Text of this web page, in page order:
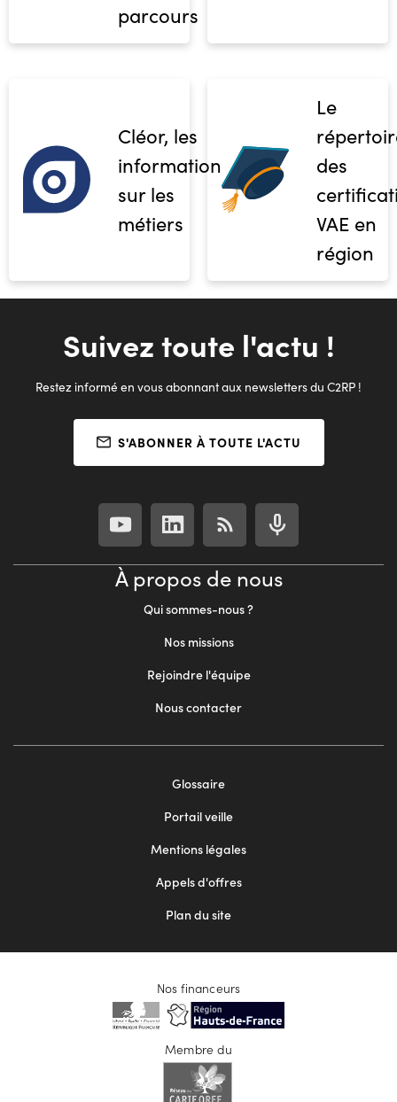
parcours
Cléor, les
informations
sur les
métiers
Le
des
VAE en
région
Suivez toute l'actu !
Restez informé en vous abonnant aux newsletters du C2RP !
S'ABONNER À TOUTE L'ACTU
À propos de nous
Qui sommes-nous ?
Nos missions
Rejoindre l'équipe
Nous contacter
Glossaire
Portail veille
Mentions légales
Appels d'offres
Plan du site
Nos financeurs
Membre du